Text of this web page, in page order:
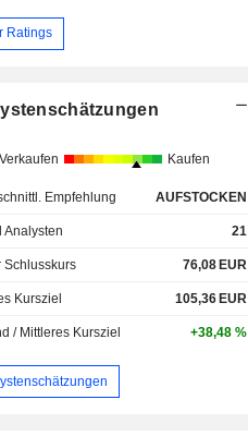
Ratings
Verkaufen Kaufen
Empfehlung AUFSTOCKEN
Analysten 21
Schlusskurs 76,08 EUR
Kursziel 105,36 EUR
/ Mittleres Kursziel +38,48 %